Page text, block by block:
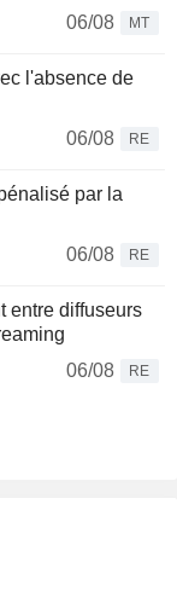
06/08
MT
l'absence de
06/08
RE
par la
06/08
RE
entre diffuseurs
06/08
RE